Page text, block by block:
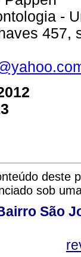
-
457,
deste
sob
São